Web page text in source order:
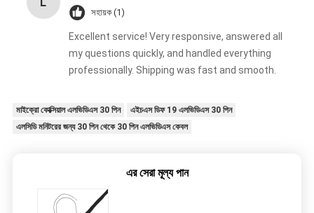
সহায়ক (1)
Excellent service! Very responsive, answered all
my questions quickly, and handled everything
professionally. Shipping was fast and smooth.
মাইক্রো কোক্সিয়াল এলভিডিএস 30 পিন
এইচএস ডিফ 19 এলভিডিএস 30 পিন
এলসিডি মনিটরের জন্য 30 পিন থেকে 30 পিন এলভিডিএস কেবল
এর সেরা মূল্য পান